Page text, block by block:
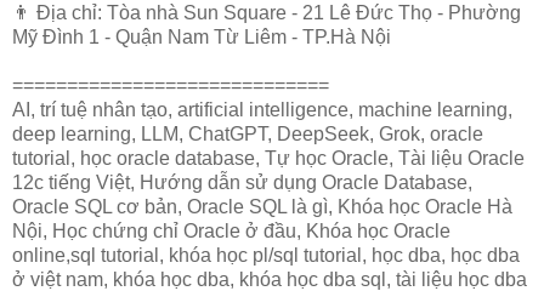
👨 Địa chỉ: Tòa nhà Sun Square - 21 Lê Đức Thọ - Phường
Mỹ Đình 1 - Quận Nam Từ Liêm - TP.Hà Nội
=============================
AI, trí tuệ nhân tạo, artificial intelligence, machine learning,
deep learning, LLM, ChatGPT, DeepSeek, Grok, oracle
tutorial, học oracle database, Tự học Oracle, Tài liệu Oracle
12c tiếng Việt, Hướng dẫn sử dụng Oracle Database,
Oracle SQL cơ bản, Oracle SQL là gì, Khóa học Oracle Hà
Nội, Học chứng chỉ Oracle ở đầu, Khóa học Oracle
online,sql tutorial, khóa học pl/sql tutorial, học dba, học dba
ở việt nam, khóa học dba, khóa học dba sql, tài liệu học dba